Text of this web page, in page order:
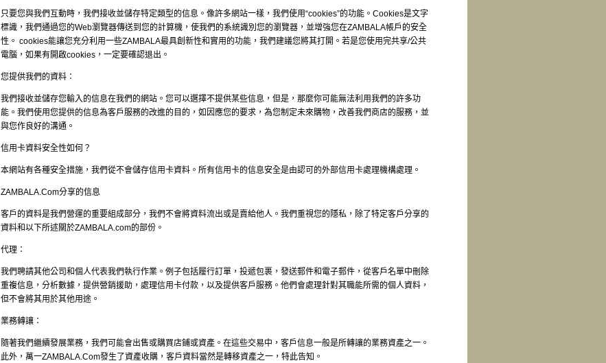
只要您與我們互動時，我們接收並儲存特定類型的信息。像許多網站一樣，我們使用“cookies”的功能。Cookies是文字
標識，我們通過您的Web瀏覽器傳送到您的計算機，使我們的系統識別您的瀏覽器，並增強您在ZAMBALA帳戶的安全
性。 cookies能讓您充分利用一些ZAMBALA最具創新性和實用的功能，我們建議您將其打開。若是您使用完共享/公共
電腦，如果有開啟cookies，一定要確認退出。
您提供我們的資料：
我們接收並儲存您輸入的信息在我們的網站。您可以選擇不提供某些信息，但是，那麼你可能無法利用我們的許多功
能。我們使用您提供的信息為客戶服務的改進的目的，如因應您的要求，為您制定未來購物，改善我們商店的服務，並
與您作良好的溝通。
信用卡資料安全性如何？
本網站有各種安全措施，我們從不會儲存信用卡資料。所有信用卡的信息安全是由認可的外部信用卡處理機構處理。
ZAMBALA.Com分享的信息
客戶的資料是我們營運的重要組成部分，我們不會將資料流出或是賣給他人。我們重視您的隱私，除了特定客戶分享的
資料和以下所述關於ZAMBALA.com的部份。
代理：
我們聘請其他公司和個人代表我們執行作業。例子包括履行訂單，投遞包裹，發送郵件和電子郵件，從客戶名單中刪除
重複信息，分析數據，提供營銷援助，處理信用卡付款，以及提供客戶服務。他們會處理針對其職能所需的個人資料，
但不會將其用於其他用途。
業務轉讓：
隨著我們繼續發展業務，我們可能會出售或購買店鋪或資產。在這些交易中，客戶信息一般是所轉讓的業務資產之一。
此外，萬一ZAMBALA.Com發生了資產收購，客戶資料當然是轉移資產之一，特此告知。